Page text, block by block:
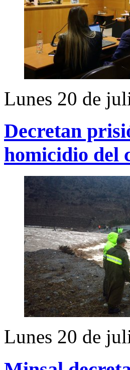
Lunes 20 de
Decretan
homicidio del
Lunes 20 de